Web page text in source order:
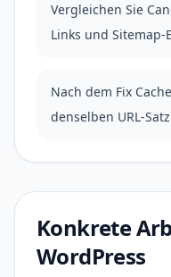
Vergleichen Sie
Links und Sitemap-
Nach dem Fix
denselben URL-
Konkrete
WordPress